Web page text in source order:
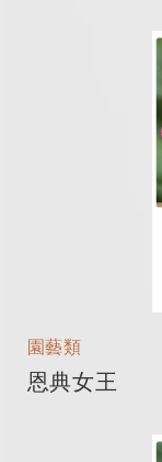
園藝類
恩典女王